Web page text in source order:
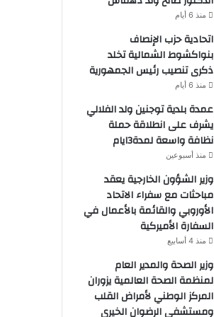
منذ 6 أيام
اتحادية حزب الإنصاف
بنواكشوط الشمالية تخلد
ذكرى تنصيب رئيس الجمهورية
منذ 6 أيام
عمدة بلدية توجنين ولد الفلالي
يشرف على انطلاقة حملة
نظافة واسعة لمدة3ايام
منذ أسبوعين
وزير الشؤون الخارجية يعقد
مباحثات مع سفراء الاتحاد
الأوروبي والقائمة بالأعمال في
السفارة الأميركية
منذ 4 أسابيع
وزير الصحة والمدير العام
لمنظمة الصحة العالمية يزوران
المركز الوطني لأمراض القلب
ومستشفى الرضوان الخيري